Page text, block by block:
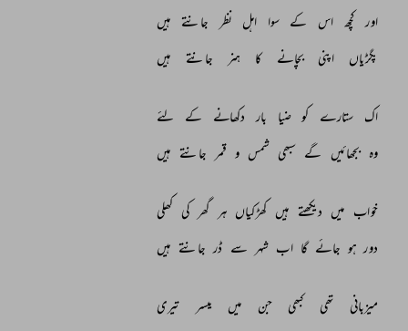
اور کچھ اس کے سوا اہل نظر جانتے ہیں
پگڑیاں
اپنی بچانے کا ہنر جانتے ہیں
اک ستارے کو ضیا بار دکھانے کے
لئے
وہ بجھائیں گے سبھی شمس و قمر جانتے ہیں
خواب میں دیکھتے ہیں کھڑکیاں ہر گھر کی کھلی
دور ہو جائے گا اب شہر سے ڈر جانتے ہیں
میزبانی تھی کبھی جن میں میسر
تیری